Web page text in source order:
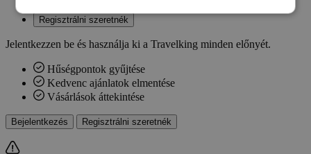
Regisztrálni szeretnék
Jelentkezzen be és használja ki a Travelking minden előnyét.
Hűségpontok gyűjtése
Kedvenc ajánlatok elmentése
Vásárlások áttekintése
Bejelentkezés Regisztrálni szeretnék